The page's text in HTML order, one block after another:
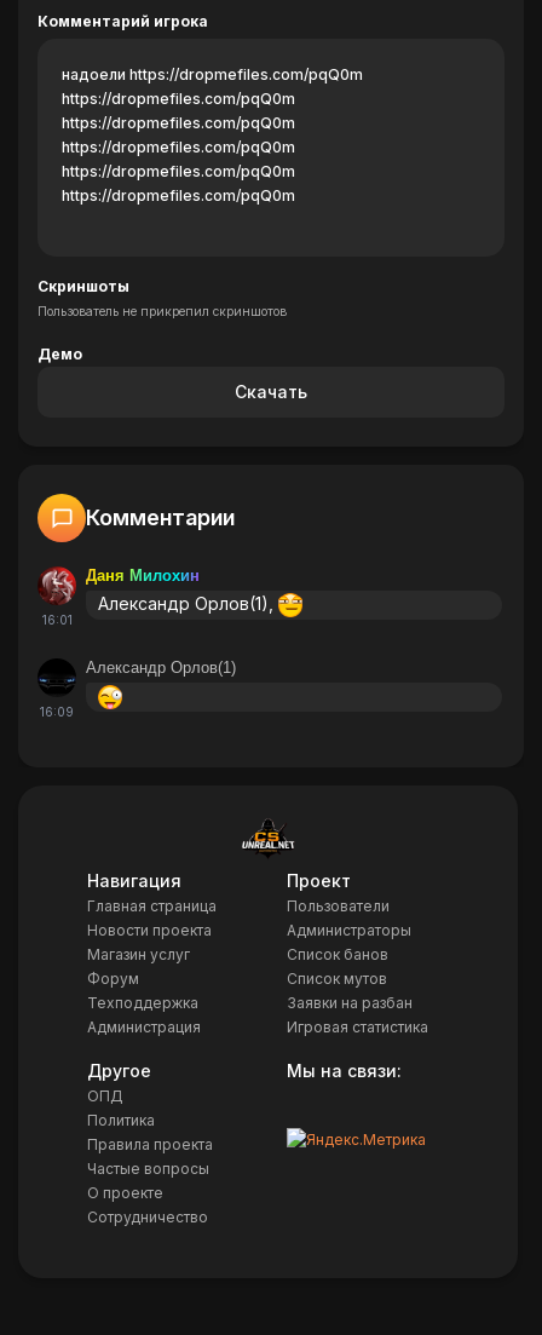
Комментарий игрока
надоели https://dropmefiles.com/pqQ0m
https://dropmefiles.com/pqQ0m
https://dropmefiles.com/pqQ0m
https://dropmefiles.com/pqQ0m
https://dropmefiles.com/pqQ0m
https://dropmefiles.com/pqQ0m
Скриншоты
Пользователь не прикрепил скриншотов
Демо
Скачать
Комментарии
16:01
Даня Милохин
Александр Орлов(1),
16:09
Александр Орлов(1)
Навигация
Главная страница
Новости проекта
Магазин услуг
Форум
Техподдержка
Администрация
Проект
Пользователи
Администраторы
Список банов
Список мутов
Заявки на разбан
Игровая статистика
Другое
ОПД
Политика
Правила проекта
Частые вопросы
О проекте
Сотрудничество
Мы на связи: